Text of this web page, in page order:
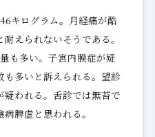
キログラム。月経痛が酷
えられないそうである。
も多い。子宮内膜症が疑
多いと訴えられる。望診
われる。舌診では無苔で
脾虚と思われる。